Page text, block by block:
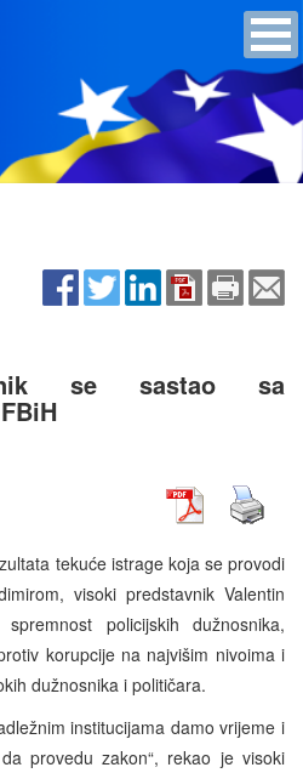
se sastao sa
tekuće istrage koja se provodi
visoki predstavnik Valentin
policijskih dužnosnika,
korupcije na najvišim nivoima i
dužnosnika i političara.
institucijama damo vrijeme i
provedu zakon“, rekao je visoki